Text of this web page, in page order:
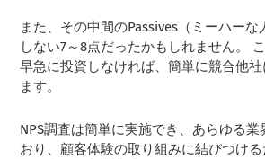
また、その中間のPassives（ミーハーな
しない7～8点だったかもしれません。
早急に投資しなければ、簡単に競合他
ます。
NPS調査は簡単に実施でき、あらゆる
おり、顧客体験の取り組みに結びつけ